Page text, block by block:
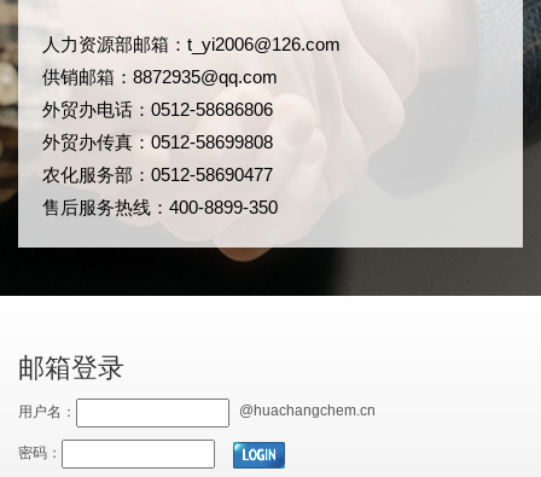
人力资源部邮箱： t_yi2006@126.com
供销邮箱：8872935@qq.com
外贸办电话：0512-58686806
外贸办传真：0512-58699808
农化服务部：0512-58690477
售后服务热线：400-8899-350
邮箱登录
用户名： @huachangchem.cn
密码：